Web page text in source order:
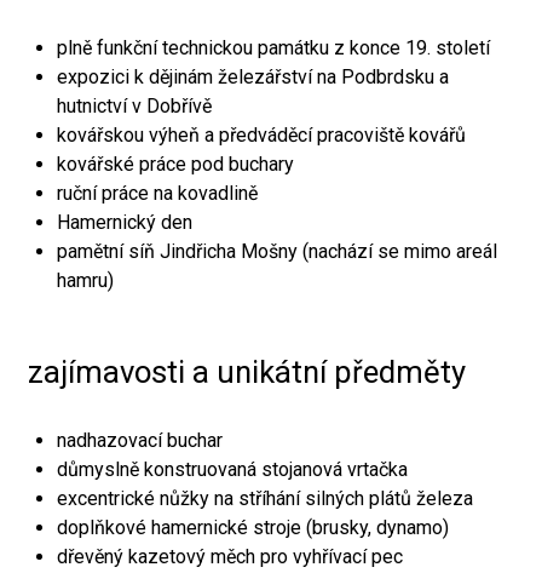
plně funkční technickou památku z konce 19. století
expozici k dějinám železářství na Podbrdsku a
hutnictví v Dobřívě
kovářskou výheň a předváděcí pracoviště kovářů
kovářské práce pod buchary
ruční práce na kovadlině
Hamernický den
pamětní síň Jindřicha Mošny (nachází se mimo areál
hamru)
zajímavosti a unikátní předměty
nadhazovací buchar
důmyslně konstruovaná stojanová vrtačka
excentrické nůžky na stříhání silných plátů železa
doplňkové hamernické stroje (brusky, dynamo)
dřevěný kazetový měch pro vyhřívací pec